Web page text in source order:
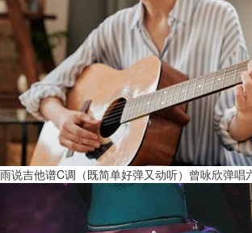
雨说吉他谱C调（既简单好弹又动听）曾咏欣弹唱